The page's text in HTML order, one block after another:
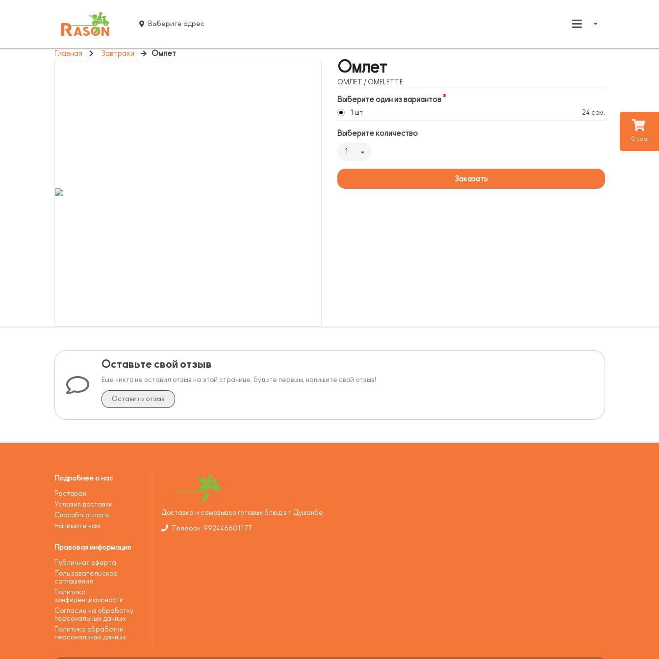
0 сом.
Выберите адрес
Главная Завтраки Омлет
Омлет
ОМЛЕT / OMELETTE
Выберите один из вариантов
1 шт 24 сом.
Выберите количество
1
Заказать
Оставьте свой отзыв
Еще никто не оставил отзыв на этой странице. Будьте первым, напишите свой отзыв!
Оставить отзыв
Подробнее о нас
Ресторан
Условия доставки
Способы оплаты
Напишите нам
Правовая информация
Публичная оферта
Пользовательское
соглашение
Политика
конфиденциальности
Согласие на обработку
персональных данных
Политика обработки
персональных данных
Доставка и самовывоз готовых блюд в г. Душанбе
Телефон: 992446601177